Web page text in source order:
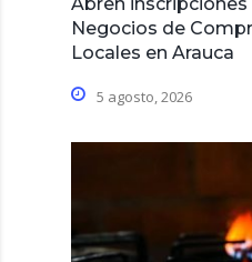
Negocios de
Locales en Arauca
5 agosto, 2026